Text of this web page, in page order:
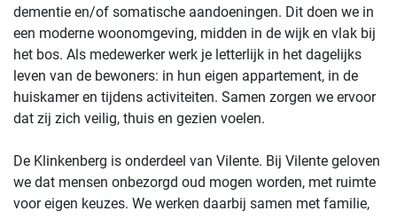
dementie en/of somatische aandoeningen. Dit doen we in
een moderne woonomgeving, midden in de wijk en vlak bij
het bos. Als medewerker werk je letterlijk in het dagelijks
leven van de bewoners: in hun eigen appartement, in de
huiskamer en tijdens activiteiten. Samen zorgen we ervoor
dat zij zich veilig, thuis en gezien voelen.
De Klinkenberg is onderdeel van Vilente. Bij Vilente geloven
we dat mensen onbezorgd oud mogen worden, met ruimte
voor eigen keuzes. We werken daarbij samen met familie,